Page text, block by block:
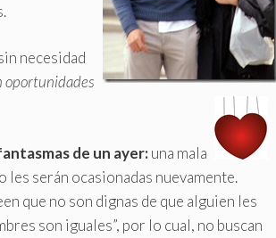
.
necesidad
oportunidades
de un ayer:una mala
les serán ocasionadas nuevamente.
que no son dignas de que alguien les
son iguales”, por lo cual, no buscan